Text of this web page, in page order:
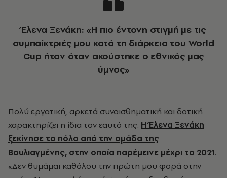
Έλενα Ξενάκη: «Η πιο έντονη στιγμή με τις
συμπαίκτριές μου κατά τη διάρκεια του World
Cup ήταν όταν ακούστηκε ο εθνικός μας
ύμνος»
Πολύ εργατική, αρκετά συναισθηματική και δοτική
χαρακτηρίζει η ίδια τον εαυτό της. Η Έλενα Ξενάκη
ξεκίνησε το πόλο από την ομάδα της
Βουλιαγμένης, στην οποία παρέμεινε μέχρι το 2021.
«Δεν θυμάμαι καθόλου την πρώτη μου φορά στην